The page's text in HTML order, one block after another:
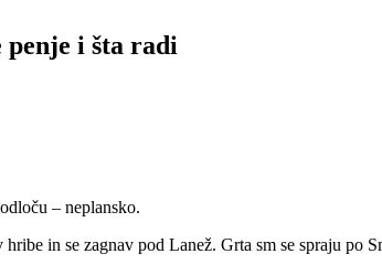
penje i šta radi
– neplansko.
in se zagnav pod Lanež. Grta sm se spraju